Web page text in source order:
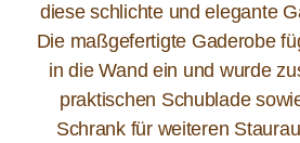
diese schlichte und elegante
Die maßgefertigte Gaderobe
in die Wand ein und wurde
praktischen Schublade
Schrank für weiteren